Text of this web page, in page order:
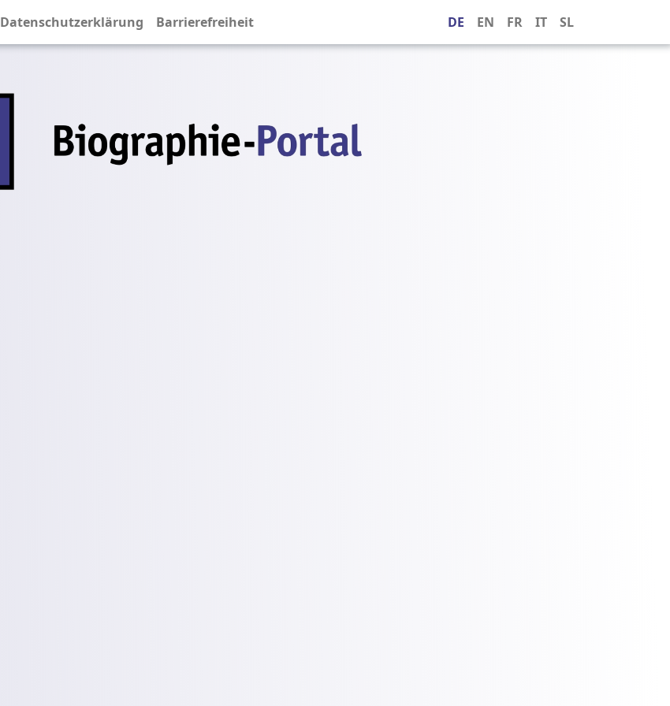
Datenschutzerklärung Barrierefreiheit DE EN FR IT SL